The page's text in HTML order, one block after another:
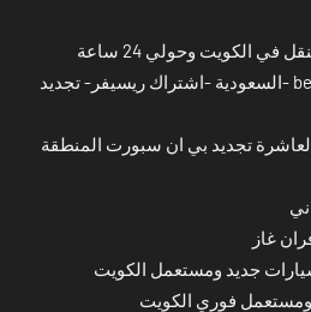
الكويت وحولي 24 ساعة
بي ان سبورت - bein sport -السعودية -اشتراك ريسيفر- تجديد
تجديد بي ان سبورت المنطقة
غاز
جديد ومستعمل الكويت
ومستعمل فوري الكويت